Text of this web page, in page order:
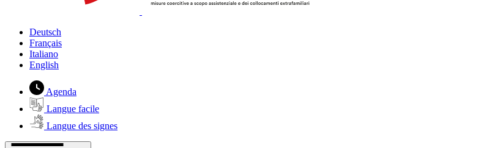
Deutsch
Français
Italiano
English
Agenda
Langue facile
Langue des signes